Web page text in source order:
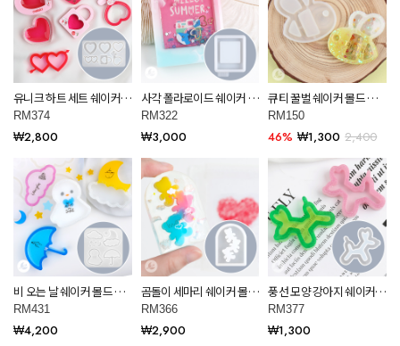
유니크 하트 세트 쉐이커
몰드 레진 아트 재료
RM374
RM374
₩2,800
사각 폴라로이드 쉐이커 몰
드 레진아트 RM322
RM322
₩3,000
큐티 꿀벌 쉐이커 몰드 레
진 아트 공예 재료 RM150
RM150
46% ₩1,300 2,400
비 오는 날 쉐이커 몰드 레
진 아트 재료 RM431
RM431
₩4,200
곰돌이 세마리 쉐이커 몰드
레진 아트 재료 RM366
RM366
₩2,900
풍선 모양 강아지 쉐이커
몰드 레진 아트 재료
RM377
RM377
₩1,300